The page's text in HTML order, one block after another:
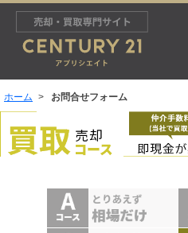
ホーム お問合せフォーム